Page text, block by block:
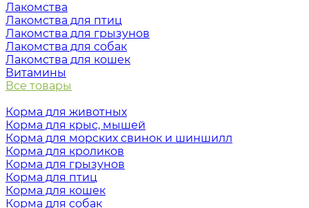
Лакомства
Лакомства для птиц
Лакомства для грызунов
Лакомства для собак
Лакомства для кошек
Витамины
Все товары
Корма для животных
Корма для крыс, мышей
Корма для морских свинок и шиншилл
Корма для кроликов
Корма для грызунов
Корма для птиц
Корма для кошек
Корма для собак